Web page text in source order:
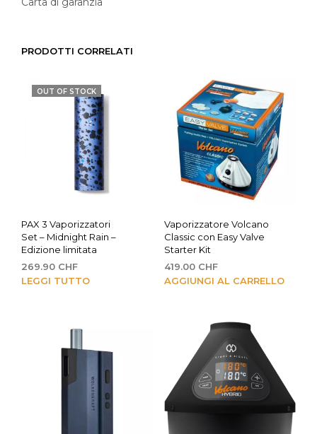
PRODOTTI CORRELATI
OUT OF STOCK
PAX 3 Vaporizzatori
Set – Midnight Rain –
Edizione limitata
269.90 CHF
LEGGI TUTTO
Vaporizzatore Volcano
Classic con Easy Valve
Starter Kit
419.00 CHF
AGGIUNGI AL CARRELLO